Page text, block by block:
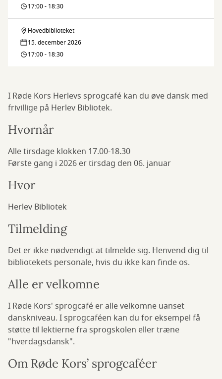
/
café
17:00 - 18:30
Sprogcafé
/
Hovedbiblioteket
15. december 2026
17:00 - 18:30
I Røde Kors Herlevs sprogcafé kan du øve dansk med
frivillige på Herlev Bibliotek.
Hvornår
Alle tirsdage klokken 17.00-18.30
Første gang i 2026 er tirsdag den 06. januar
Hvor
Herlev Bibliotek
Tilmelding
Det er ikke nødvendigt at tilmelde sig. Henvend dig til
bibliotekets personale, hvis du ikke kan finde os.
Alle er velkomne
I Røde Kors' sprogcafé er alle velkomne uanset
danskniveau. I sprogcaféen kan du for eksempel få
støtte til lektierne fra sprogskolen eller træne
"hverdagsdansk".
Om Røde Kors’ sprogcaféer